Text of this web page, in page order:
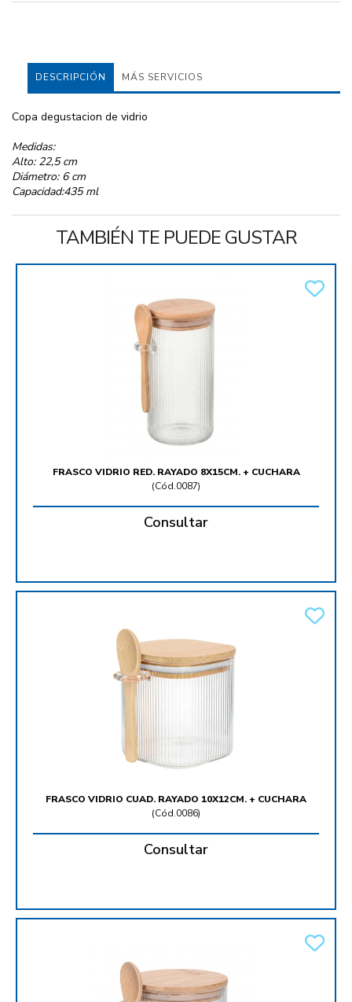
DESCRIPCIÓN MÁS SERVICIOS
Copa degustacion de vidrio
Medidas:
Alto: 22,5 cm
Diámetro: 6 cm
Capacidad:435 ml
TAMBIÉN TE PUEDE GUSTAR
FRASCO VIDRIO RED. RAYADO 8X15CM. + CUCHARA
(Cód.0087)
Consultar
FRASCO VIDRIO CUAD. RAYADO 10X12CM. + CUCHARA
(Cód.0086)
Consultar